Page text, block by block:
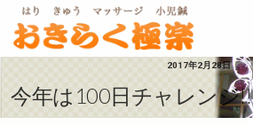
2017年2月28日
今年は100日チャレンジ!!